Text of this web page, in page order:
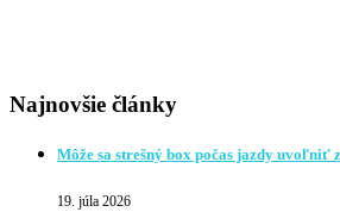
Najnovšie články
Môže sa strešný box počas jazdy uvoľniť
19. júla 2026